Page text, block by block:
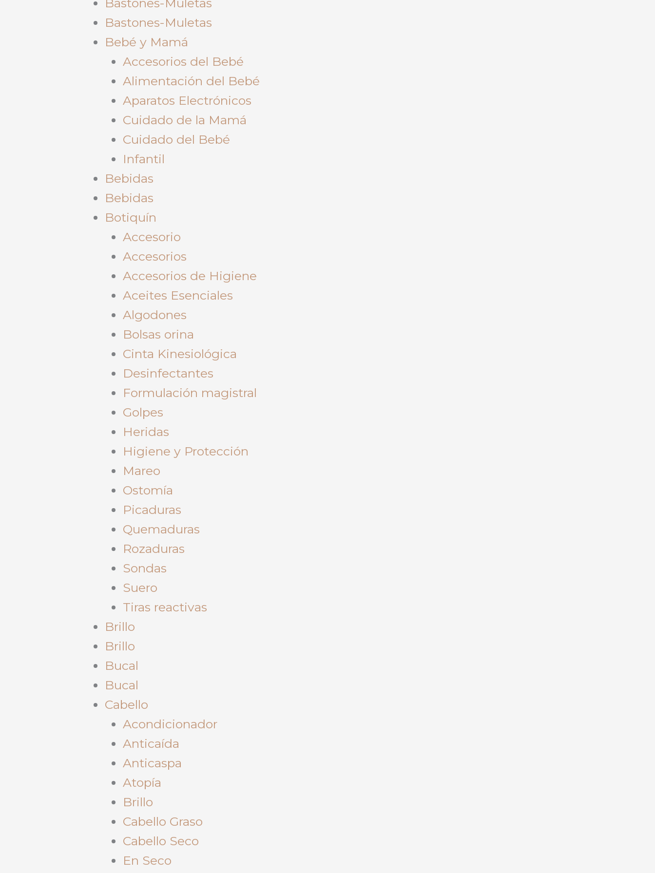
Bastones-Muletas
Bebé y Mamá
Accesorios del Bebé
Alimentación del Bebé
Aparatos Electrónicos
Cuidado de la Mamá
Cuidado del Bebé
Infantil
Bebidas
Bebidas
Botiquín
Accesorio
Accesorios
Accesorios de Higiene
Aceites Esenciales
Algodones
Bolsas orina
Cinta Kinesiológica
Desinfectantes
Formulación magistral
Golpes
Heridas
Higiene y Protección
Mareo
Ostomía
Picaduras
Quemaduras
Rozaduras
Sondas
Suero
Tiras reactivas
Brillo
Brillo
Bucal
Bucal
Cabello
Acondicionador
Anticaída
Anticaspa
Atopía
Brillo
Cabello Graso
Cabello Seco
En Seco